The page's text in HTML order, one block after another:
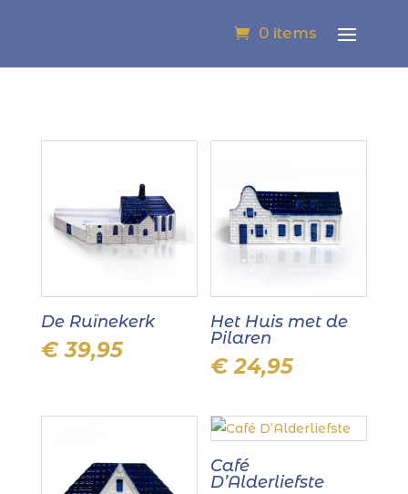
0 items
De Ruïnekerk
€39,95
Het Huis met de
Pilaren
€24,95
Café
D’Alderliefste